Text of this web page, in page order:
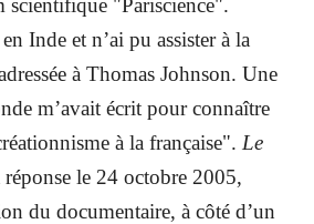
"Pariscience".
Inde et n’ai pu assister à la
à Thomas Johnson. Une
m’avait écrit pour connaître
à la française". Le
le 24 octobre 2005,
du documentaire, à côté d’un